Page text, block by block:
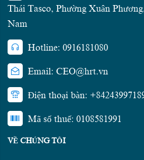
Thái Tasco, Phường Xuân
Nam
Hotline: 0916181080
Email: CEO@hrt.vn
Điện thoại bàn:
Mã số thuế: 0108581991
VỀ CHÚNG TÔI